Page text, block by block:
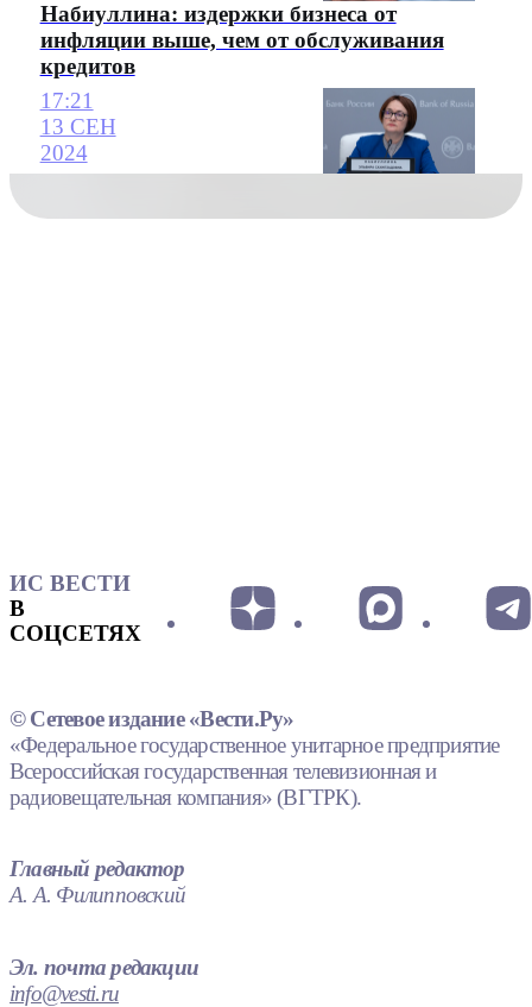
Набиуллина: издержки бизнеса от
инфляции выше, чем от обслуживания
кредитов
17:21
13 СЕН
2024
ИС ВЕСТИ
В
СОЦСЕТЯХ
© Сетевое издание «Вести.Ру»
«Федеральное государственное унитарное предприятие
Всероссийская государственная телевизионная и
радиовещательная компания» (ВГТРК).
Главный редактор
А. А. Филипповский
Эл. почта редакции
info@vesti.ru